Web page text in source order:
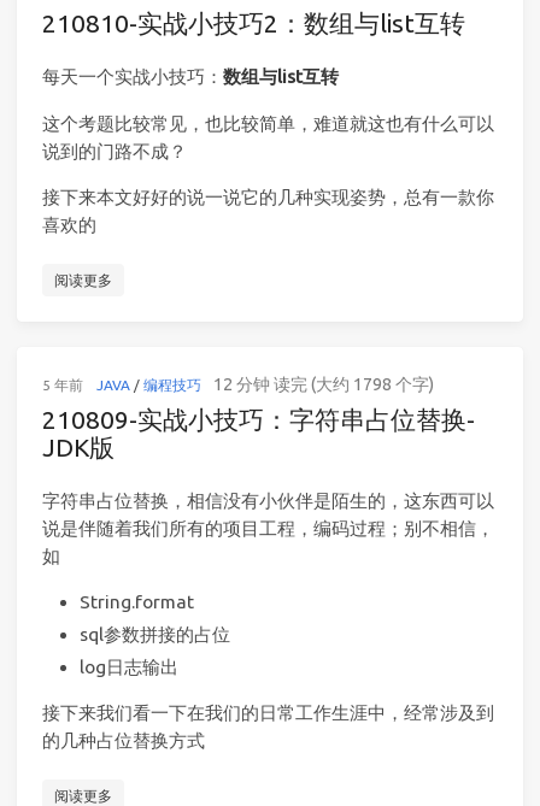
210810-实战小技巧2：数组与list互转
每天一个实战小技巧： 数组与list互转
这个考题比较常见，也比较简单，难道就这也有什么可以
说到的门路不成？
接下来本文好好的说一说它的几种实现姿势，总有一款你
喜欢的
阅读更多
5 年前 JAVA/ 编程技巧 12 分钟 读完 (大约 1798 个字)
210809-实战小技巧：字符串占位替换-
JDK版
字符串占位替换，相信没有小伙伴是陌生的，这东西可以
说是伴随着我们所有的项目工程，编码过程；别不相信，
如
String.format
sql参数拼接的占位
log日志输出
接下来我们看一下在我们的日常工作生涯中，经常涉及到
的几种占位替换方式
阅读更多